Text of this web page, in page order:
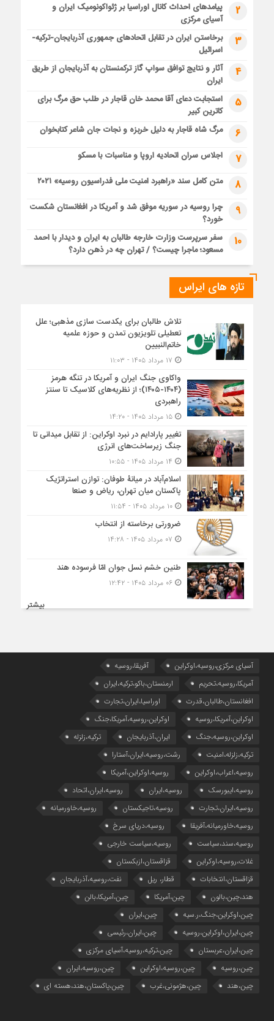
2
پیامدهای احداث کانال اوراسیا بر ژئواکونومیک ایران و
آسیای مرکزی
3
برخاستن ایران در تقابل اتحادهای جمهوری آذربایجان-ترکیه-
اسرائیل
4
آثار و نتایج توافق سواپ گاز ترکمنستان به آذربایجان از طریق
ایران
5
استجابت دعای آقا محمد خان قاجار در طلب حق مرگ برای
کاترین کبیر
6 مرگ شاه قاجار به دلیل خربزه و نجات جان شاعر کتابخوان
7 اجلاس سران اتحادیه اروپا و مناسبات با مسکو
8 متن کامل سند «راهبرد امنیت ملی فدراسیون روسیه» ۲۰۲۱
9
چرا روسیه در سوریه موفق شد و آمریکا در افغانستان شکست
خورد؟
10
سفر سرپرست وزارت خارجه طالبان به ایران و دیدار با احمد
مسعود؛ ماجرا چیست؟ / تهران چه در ذهن دارد؟
تازه های ایراس
تلاش طالبان برای یکدست سازی مذهبی؛ علل
تعطیلی تلویزیون تمدن و حوزه علمیه
خاتم‌النبیین
واکاوی جنگ ایران و آمریکا در تنگه هرمز
(۱۴۰۴-۱۴۰۵)؛ از نظریه‌های کلاسیک تا سنتز
راهبردی
۱۵ مرداد ۱۴۰۵ - ۱۴:۲۰
تغییر پارادایم در نبرد اوکراین: از تقابل میدانی تا
جنگ زیرساخت‌های انرژی
اسلام‌آباد در میانۀ طوفان: توازن استراتژیک
پاکستان میان تهران، ریاض و صنعا
۱۰ مرداد ۱۴۰۵ - ۱۱:۵۴
ضرورتی برخاسته از انتخاب
طنین خشم نسل جوان امّا فرسوده هند
۰۶ مرداد ۱۴۰۵ - ۱۲:۴۲
بیشتر
آسیای مرکزی،روسیه،اوکراین
آفریقا،روسیه
آمریکا،روسیه،تحریم
ارمنستان،باکو،ترکیه،ایران
افغانستان،طالبان،قدرت
اوراسیا،ایران،تجارت
اوکراین،آمریکا،روسیه
اوکراین،روسیه،آمریکا،جنگ
اوکراین،روسیه،جنگ
ایران،آذربایجان
ترکیه،زلزله
ترکیه،زلزله،امنیت
رشت،روسیه،ایران،آستارا
روسیه،اعراب،اوکراین
روسیه،اوکراین،آمریکا
روسیه،ایبورسک
روسیه،ایران
روسیه،ایران،اتحاد
روسیه،ایران،تجارت
روسیه،تاجیکستان
روسیه،خاورمیانه
روسیه،خاورمیانه،آفریقا
روسیه،دریای سرخ
روسیه،سند،سیاست
روسیه،سیاست خارجی
غلات،روسیه،اوکراین
قزاقستان،ازبکستان
قزاقستان،انتخابات
قطار، ریل
نفت،روسیه،آذربایجان
هند،چین،بالون
چین،آمریکا
چین،آمریکا،بالن
چین،اوکراین،جنگ،ر.سیه
چین،ایران
چین،ایران،اوکراین،روسیه
چین،ایران،رئیسی
چین،ایران،عربستان
چین،ترکیه،روسیه،آسیای مرکزی
چین،روسیه
چین،روسیه،اوکراین
چین،روسیه،ایران
چین،هند
چین،هژمونی،غرب چین،پاکستان،هند،هسته ای